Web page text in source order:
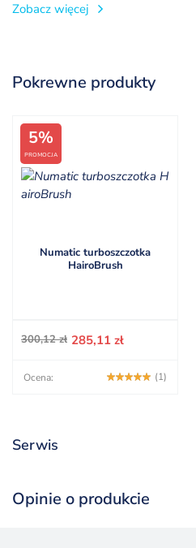
Henry HET200
HPC 200-11 PetCare
George GVE370
Charles CVC370
Henry Professional HVR240
Numatic PSP180
Numatic NVQ200
Numatic NVQ370
Numatic PVT370
Numatic PPR370
Zobacz więcej
Pokrewne produkty
5%
PROMOCJA
Numatic turboszczotka
HairoBrush
300,12zł
Pierwotna
300,12 zł.
285,11 zł
Aktualna
285,11 zł.
Ocena: (1)
Serwis
Opinie o produkcie